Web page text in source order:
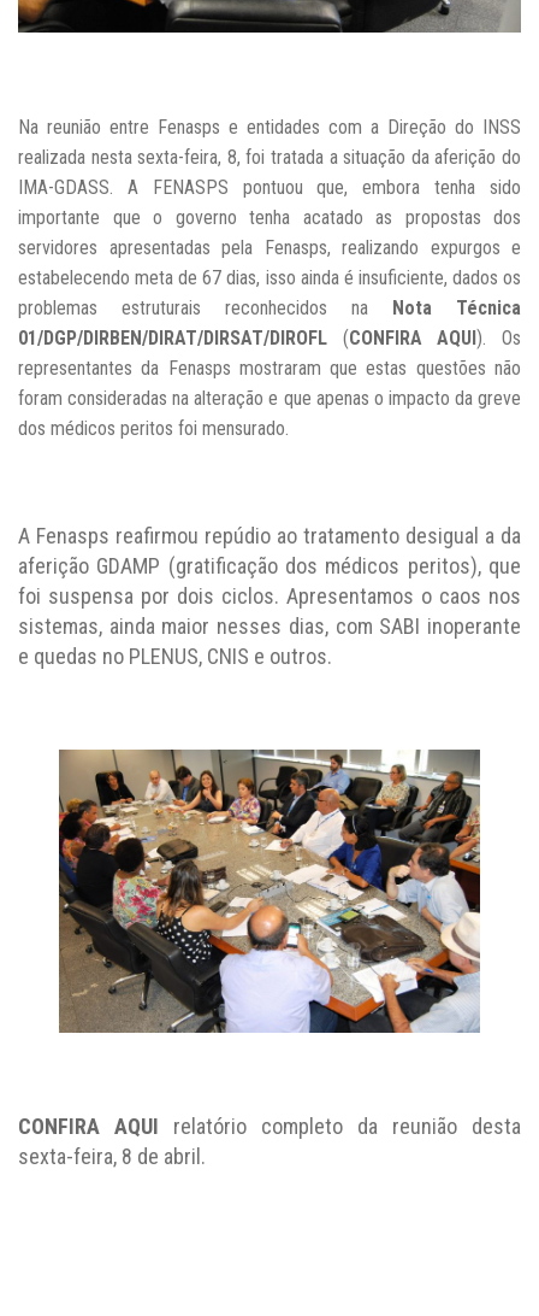
Na reunião entre Fenasps e entidades com a Direção do INSS
realizada nesta sexta-feira, 8, foi tratada a situação da aferição do
IMA-GDASS. A FENASPS pontuou que, embora tenha sido
importante que o governo tenha acatado as propostas dos
servidores apresentadas pela Fenasps, realizando expurgos e
estabelecendo meta de 67 dias, isso ainda é insuficiente, dados os
problemas estruturais reconhecidos na Nota Técnica
01/DGP/DIRBEN/DIRAT/DIRSAT/DIROFL (CONFIRA AQUI). Os
representantes da Fenasps mostraram que estas questões não
foram consideradas na alteração e que apenas o impacto da greve
dos médicos peritos foi mensurado.
A Fenasps reafirmou repúdio ao tratamento desigual a da
aferição GDAMP (gratificação dos médicos peritos), que
foi suspensa por dois ciclos. Apresentamos o caos nos
sistemas, ainda maior nesses dias, com SABI inoperante
e quedas no PLENUS, CNIS e outros.
CONFIRA AQUI relatório completo da reunião desta
sexta-feira, 8 de abril.